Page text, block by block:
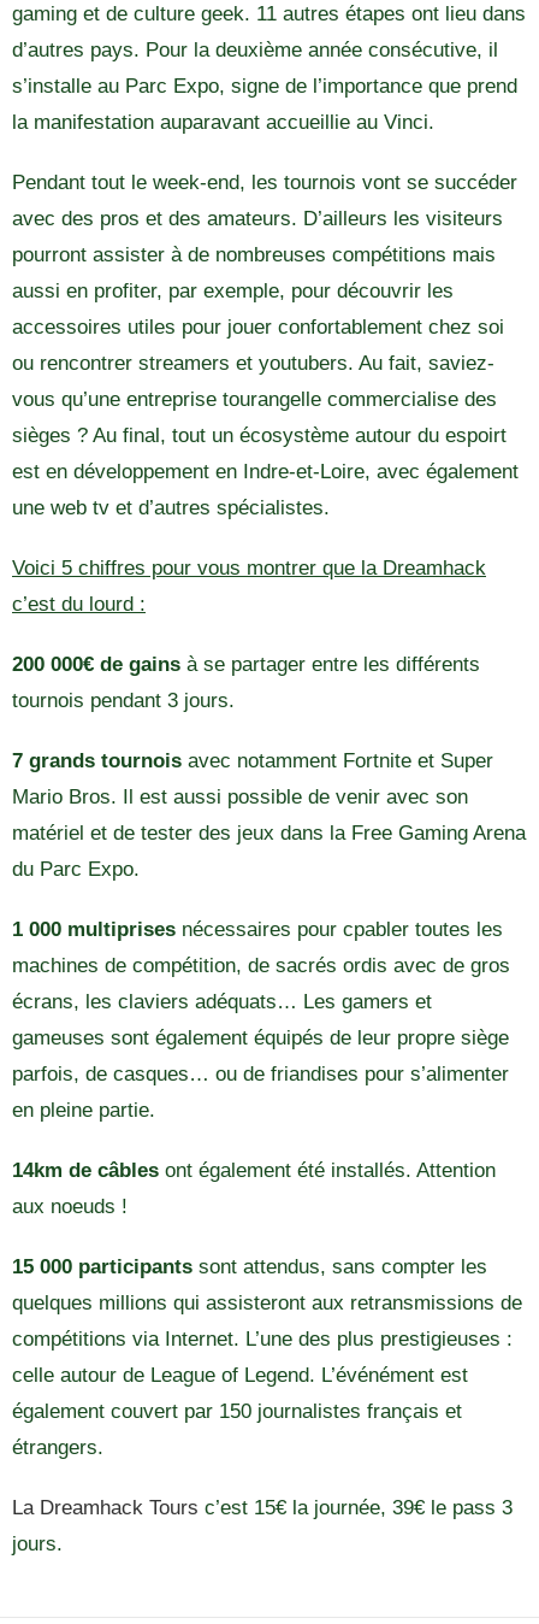
gaming et de culture geek. 11 autres étapes ont lieu dans
d’autres pays. Pour la deuxième année consécutive, il
s’installe au Parc Expo, signe de l’importance que prend
la manifestation auparavant accueillie au Vinci.
Pendant tout le week-end, les tournois vont se succéder
avec des pros et des amateurs. D’ailleurs les visiteurs
pourront assister à de nombreuses compétitions mais
aussi en profiter, par exemple, pour découvrir les
accessoires utiles pour jouer confortablement chez soi
ou rencontrer streamers et youtubers. Au fait, saviez-
vous qu’une entreprise tourangelle commercialise des
sièges ? Au final, tout un écosystème autour du espoirt
est en développement en Indre-et-Loire, avec également
une web tv et d’autres spécialistes.
Voici 5 chiffres pour vous montrer que la Dreamhack
c’est du lourd :
200 000€ de gains à se partager entre les différents
tournois pendant 3 jours.
7 grands tournois avec notamment Fortnite et Super
Mario Bros. Il est aussi possible de venir avec son
matériel et de tester des jeux dans la Free Gaming Arena
du Parc Expo.
1 000 multiprises nécessaires pour cpabler toutes les
machines de compétition, de sacrés ordis avec de gros
écrans, les claviers adéquats… Les gamers et
gameuses sont également équipés de leur propre siège
parfois, de casques… ou de friandises pour s’alimenter
en pleine partie.
14km de câbles ont également été installés. Attention
aux noeuds !
15 000 participants sont attendus, sans compter les
quelques millions qui assisteront aux retransmissions de
compétitions via Internet. L’une des plus prestigieuses :
celle autour de League of Legend. L’événément est
également couvert par 150 journalistes français et
étrangers.
La Dreamhack Tours c’est 15€ la journée, 39€ le pass 3
jours.